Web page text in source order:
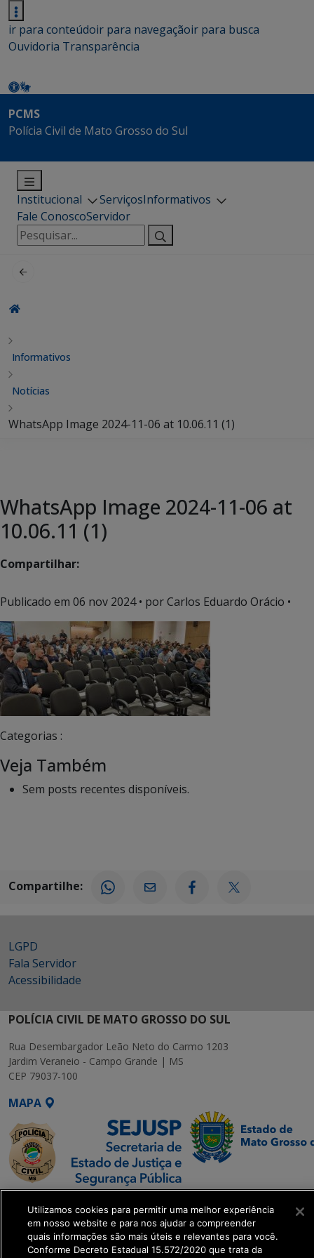
ir para conteúdoir para navegaçãoir para busca
Ouvidoria Transparência
PCMS
Polícia Civil de Mato Grosso do Sul
Institucional ServiçosInformativos
Fale ConoscoServidor
Pesquisar
por:
Informativos
Notícias
WhatsApp Image 2024-11-06 at 10.06.11 (1)
WhatsApp Image 2024-11-06 at
10.06.11 (1)
Compartilhar:
Publicado em 06 nov 2024• por Carlos Eduardo Orácio •
Categorias :
Veja Também
Sem posts recentes disponíveis.
Compartilhe:
LGPD
Fala Servidor
Acessibilidade
POLÍCIA CIVIL DE MATO GROSSO DO SUL
Rua Desembargador Leão Neto do Carmo 1203
Jardim Veraneio - Campo Grande | MS
CEP 79037-100
MAPA
SETDIG | Secretaria-
Executiva de
Transformação Digital
Utilizamos cookies para permitir uma melhor experiência
em nosso website e para nos ajudar a compreender
quais informações são mais úteis e relevantes para você.
Conforme Decreto Estadual 15.572/2020 que trata da